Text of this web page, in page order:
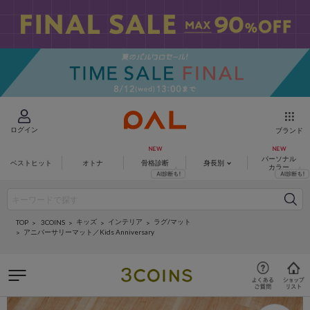
ログイン ブランド
ベストヒット オトナ 骨格診断 身長別
パーソナル
カラー
TOP 3COINS キッズ インテリア
ラグ/マット
アニバーサリーマット／Kids Anniversary